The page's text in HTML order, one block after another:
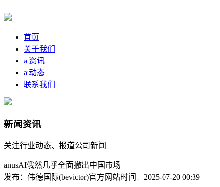
首页
关于我们
ai资讯
ai动态
联系我们
新闻资讯
关注行业动态、报道公司新闻
anusAI俄然几乎全面撤出中国市场
发布：伟德国际(bevictor)官方网站时间：2025-07-20 00:39